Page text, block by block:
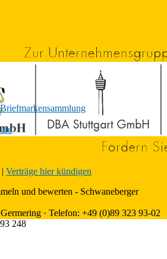
| Verträge hier kündigen
und bewerten - Schwaneberger
· Telefon: +49 (0)89 323 93-02
248